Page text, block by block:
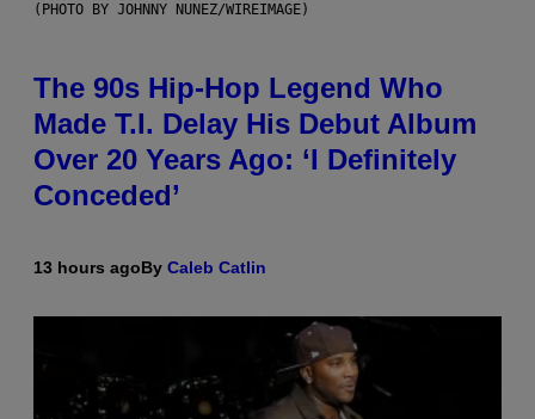
(PHOTO BY JOHNNY NUNEZ/WIREIMAGE)
The 90s Hip-Hop Legend Who
Made T.I. Delay His Debut Album
Over 20 Years Ago: ‘I Definitely
Conceded’
13 hours agoBy Caleb Catlin